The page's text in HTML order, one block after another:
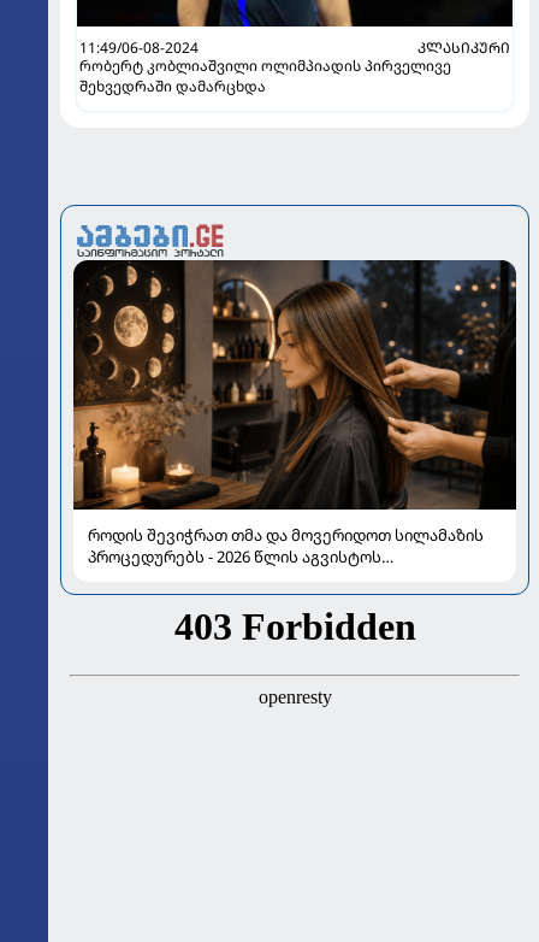
11:49/06-08-2024
ᲙᲚᲐᲡᲘᲙᲣᲠᲘ
რობერტ კობლიაშვილი ოლიმპიადის პირველივე
შეხვედრაში დამარცხდა
როდის შევიჭრათ თმა და მოვერიდოთ სილამაზის
პროცედურებს - 2026 წლის აგვისტოს